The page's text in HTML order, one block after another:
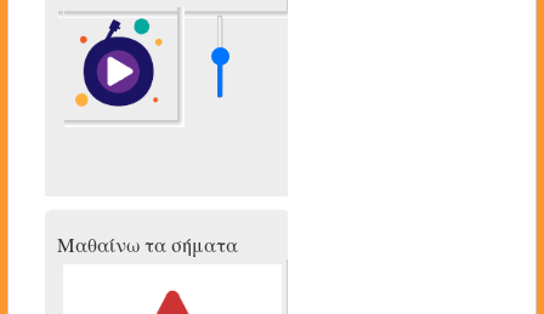
Μαθαίνω τα σήματα